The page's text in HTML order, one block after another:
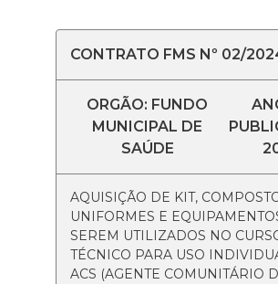
CONTRATO FMS Nº 02/
ORGÃO: FUNDO
MUNICIPAL DE
SAÚDE
AQUISIÇÃO DE KIT,
UNIFORMES E
SEREM UTILIZADOS NO
TÉCNICO PARA USO
ACS (AGENTE COMUNITÁRIO